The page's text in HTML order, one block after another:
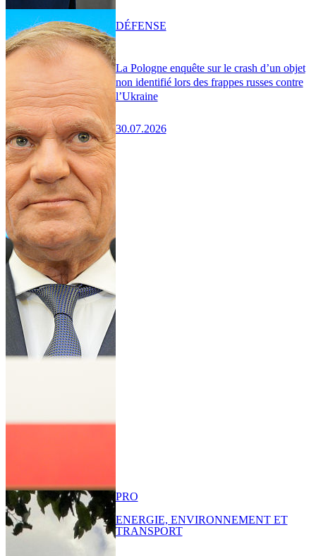
La Pologne enquête sur le crash d’un objet
non identifié lors des frappes russes contre
l’Ukraine
30.07.2026
DÉFENSE
PRO
ENERGIE, ENVIRONNEMENT ET
TRANSPORT